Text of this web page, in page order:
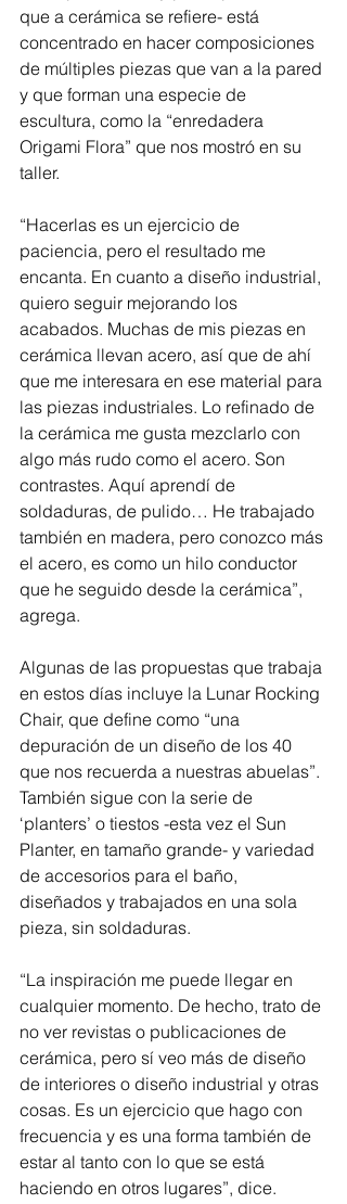
que a cerámica se refiere- está
concentrado en hacer composiciones
de múltiples piezas que van a la pared
y que forman una especie de
escultura, como la “enredadera
Origami Flora” que nos mostró en su
taller.
“Hacerlas es un ejercicio de
paciencia, pero el resultado me
encanta. En cuanto a diseño industrial,
quiero seguir mejorando los
acabados. Muchas de mis piezas en
cerámica llevan acero, así que de ahí
que me interesara en ese material para
las piezas industriales. Lo refinado de
la cerámica me gusta mezclarlo con
algo más rudo como el acero. Son
contrastes. Aquí aprendí de
soldaduras, de pulido… He trabajado
también en madera, pero conozco más
el acero, es como un hilo conductor
que he seguido desde la cerámica”,
agrega.
Algunas de las propuestas que trabaja
en estos días incluye la Lunar Rocking
Chair, que define como “una
depuración de un diseño de los 40
que nos recuerda a nuestras abuelas”.
También sigue con la serie de
‘planters’ o tiestos -esta vez el Sun
Planter, en tamaño grande- y variedad
de accesorios para el baño,
diseñados y trabajados en una sola
pieza, sin soldaduras.
“La inspiración me puede llegar en
cualquier momento. De hecho, trato de
no ver revistas o publicaciones de
cerámica, pero sí veo más de diseño
de interiores o diseño industrial y otras
cosas. Es un ejercicio que hago con
frecuencia y es una forma también de
estar al tanto con lo que se está
haciendo en otros lugares”, dice.